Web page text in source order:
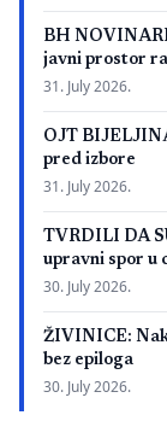
BH
javni prostor
31. July 2026.
OJT
pred izbore
31. July 2026.
TVRDILI DA
upravni spor u
30. July 2026.
ŽIVINICE:
bez epiloga
30. July 2026.